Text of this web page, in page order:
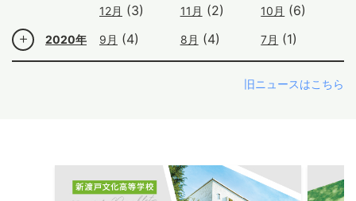
2020年
12月 (3) 11月 (2) 10月 (6)
9月 (4) 8月 (4) 7月 (1)
旧ニュースはこちら